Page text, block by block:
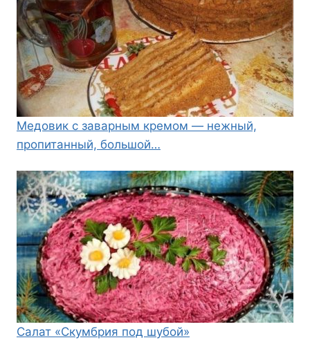
Медовик с заварным кремом — нежный,
пропитанный, большой…
Салат «Скумбрия под шубой»